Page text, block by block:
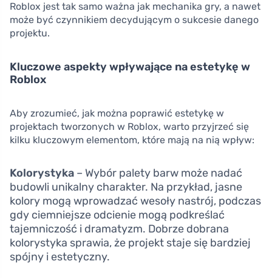
Roblox jest tak samo ważna jak mechanika gry, a nawet
może być czynnikiem decydującym o sukcesie danego
projektu.
Kluczowe aspekty wpływające na estetykę w
Roblox
Aby zrozumieć, jak można poprawić estetykę w
projektach tworzonych w Roblox, warto przyjrzeć się
kilku kluczowym elementom, które mają na nią wpływ:
Kolorystyka – Wybór palety barw może nadać
budowli unikalny charakter. Na przykład, jasne
kolory mogą wprowadzać wesoły nastrój, podczas
gdy ciemniejsze odcienie mogą podkreślać
tajemniczość i dramatyzm. Dobrze dobrana
kolorystyka sprawia, że projekt staje się bardziej
spójny i estetyczny.